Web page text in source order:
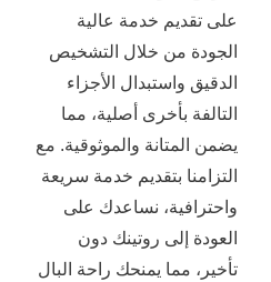
خدمة عالية
خلال التشخيص
الأجزاء
أصلية، مما
والموثوقية. مع
خدمة سريعة
نساعدك على
روتينك دون
يمنحك راحة البال